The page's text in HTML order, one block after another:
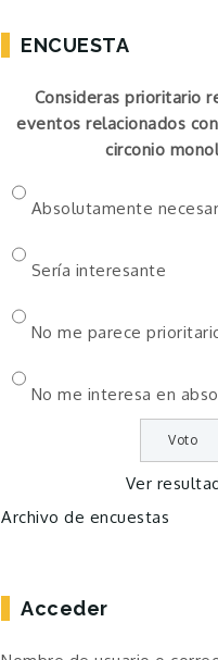
ENCUESTA
Consideras prioritario
eventos relacionados
circonio
Absolutamente
Sería interesante
No me parece
No me interesa en
Ver
Archivo de encuestas
Acceder